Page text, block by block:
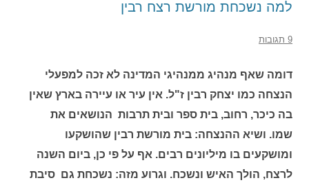
למה נשכחת מורשת רצח רבין
9 תגובות
דומה שאף מנהיג ממנהיגי המדינה לא זכה למפעלי
הנצחה כמו יצחק רבין ז"ל. אין עיר או עיירה בארץ שאין
בה כיכר, רחוב, בית ספר ובית תרבות הנושאים את
שמו. ושיא ההנצחה: בית מורשת רבין שהושקעו
ומושקעים בו מיליונים רבים. אף על פי כן, ביום השנה
לרצח, הולך האיש ונשכח. וגרוע מזה: נשכחת גם סיבת